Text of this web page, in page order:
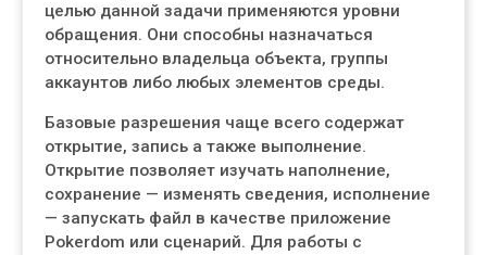
целью данной задачи применяются уровни
обращения. Они способны назначаться
относительно владельца объекта, группы
аккаунтов либо любых элементов среды.
Базовые разрешения чаще всего содержат
открытие, запись а также выполнение.
Открытие позволяет изучать наполнение,
сохранение — изменять сведения, исполнение
— запускать файл в качестве приложение
Pokerdom или сценарий. Для работы с